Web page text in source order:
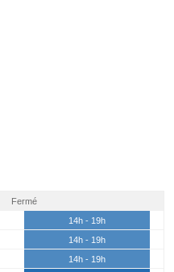
Fermé
14h - 19h
14h - 19h
14h - 19h